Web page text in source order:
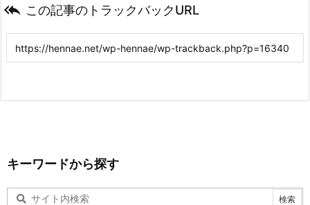
 この記事のトラックバックURL
キーワードから探す